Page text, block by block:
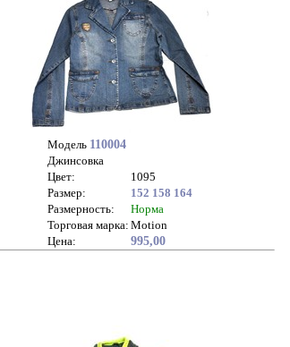
Модель 110004
Джинсовка
Цвет:
1095
Размер:
152 158 164
Размерность:
Норма
Торговая марка: Motion
Цена:
995,00